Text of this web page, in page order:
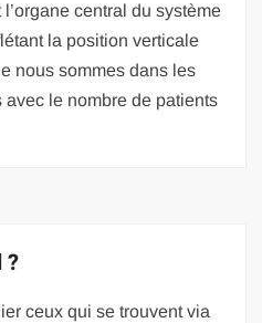
central du système
la position verticale
nous sommes dans les
le nombre de patients
?
ceux qui se trouvent via